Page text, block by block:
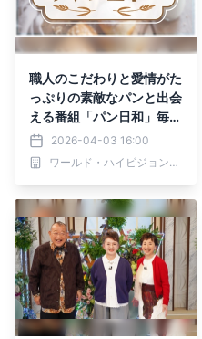
職人のこだわりと愛情がた
っぷりの素敵なパンと出会
える番組「パン日和」毎週
火曜よる9:55～ BS12 ト
ゥエルビで放送
2026-04-03 16:00
ワールド・ハイビジョン・チャンネル株式会社